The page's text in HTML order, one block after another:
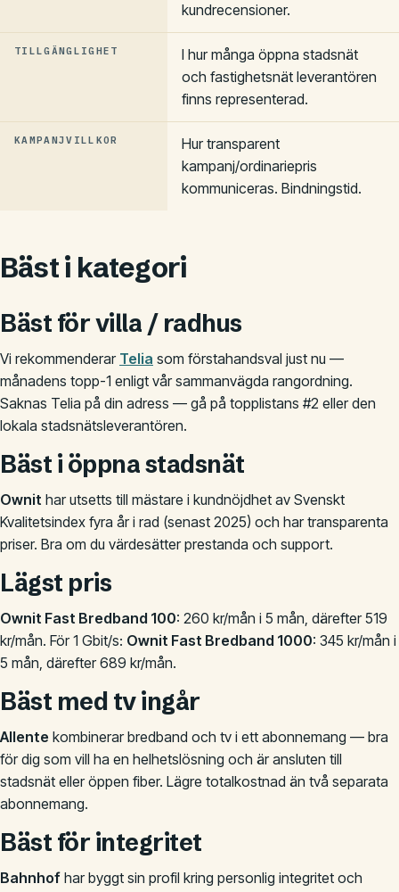
kundrecensioner.
TILLGÄNGLIGHET
I hur många öppna stadsnät
och fastighetsnät leverantören
finns representerad.
KAMPANJVILLKOR
Hur transparent
kampanj/ordinariepris
kommuniceras. Bindningstid.
Bäst i kategori
Bäst för villa / radhus
Vi rekommenderar Telia som förstahandsval just nu —
månadens topp-1 enligt vår sammanvägda rangordning.
Saknas Telia på din adress — gå på topplistans #2 eller den
lokala stadsnätsleverantören.
Bäst i öppna stadsnät
Ownit har utsetts till mästare i kundnöjdhet av Svenskt
Kvalitetsindex fyra år i rad (senast 2025) och har transparenta
priser. Bra om du värdesätter prestanda och support.
Lägst pris
Ownit Fast Bredband 100: 260 kr/mån i 5 mån, därefter 519
kr/mån. För 1 Gbit/s: Ownit Fast Bredband 1000: 345 kr/mån i
5 mån, därefter 689 kr/mån.
Bäst med tv ingår
Allente kombinerar bredband och tv i ett abonnemang — bra
för dig som vill ha en helhetslösning och är ansluten till
stadsnät eller öppen fiber. Lägre totalkostnad än två separata
abonnemang.
Bäst för integritet
Bahnhof har byggt sin profil kring personlig integritet och